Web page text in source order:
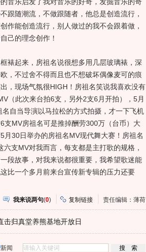
跟随潮流，不做跟随者，他总是创造流行，
作能创造流行，别人做过的我不会跟着做，
己的理念创作！
起来，房祖名说很想多用几层玻璃裱，深
，不过舍不得而且也不想破坏偶像麦可的痕
，现场气氛很HIGH！房祖名笑说我喜欢没有
（此次来台拍6支，另外2支6月开拍），5月
自当导演以马拉松的方式拍摄，才一下飞机
支MV房祖名可是推掉酬劳300万（台币）大
30日举办的房祖名MV现代舞大赛！房祖名
支MV对我而言，每支都是主打歌的规格，
段故事，对我来说都很重要，我希望歌迷能
比一个多月前来台宣传新专辑的压力还要
我来说两句(0) 复制链接 责任编辑：薄荷
击归真堂养熊基地开放日
新闻